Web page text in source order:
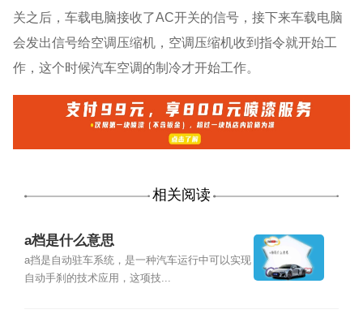
关之后，车载电脑接收了AC开关的信号，接下来车载电脑
会发出信号给空调压缩机，空调压缩机收到指令就开始工
作，这个时候汽车空调的制冷才开始工作。
相关阅读
a档是什么意思
a挡是自动驻车系统，是一种汽车运行中可以实现
自动手刹的技术应用，这项技...